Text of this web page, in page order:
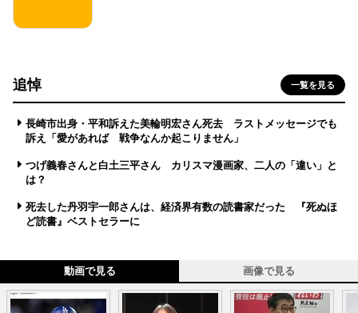
追悼 一覧を見る
長崎市出身・平和訴えた美輪明宏さん死去 ラストメッセージでも
訴え「愛があれば 戦争なんか起こりません」
つげ義春さんと白土三平さん カリスマ漫画家、二人の「違い」と
は？
死去した丹羽宇一郎さんは、経済界有数の読書家だった 『死ぬほ
ど読書』ベストセラーに
動画で見る 画像で見る